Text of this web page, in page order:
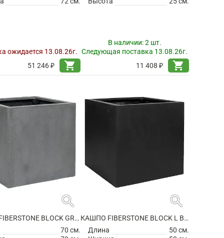
ожидается 13.08.26г.
51 246 ₽
shopping_cart
В наличии:2 шт.
Следующая поставка 13.08.26г.
11 408 ₽
shopping_cart
search
КАШПО FIBERSTONE BLOCK GREY XXL
70 см.
search
КАШПО FIBERSTONE BLOCK L BLACK
Длина
50 см.